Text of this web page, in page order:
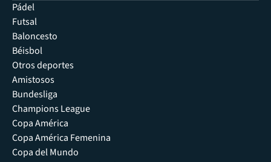
Pádel
Futsal
Baloncesto
Béisbol
Otros deportes
Amistosos
Bundesliga
Champions League
Copa América
Copa América Femenina
Copa del Mundo